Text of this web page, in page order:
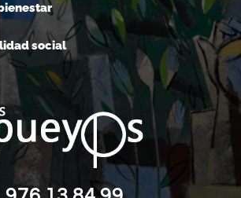
social